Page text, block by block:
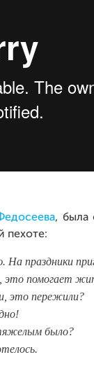
, была
пехоте:
На праздники
это помогает
это пережили?
было?